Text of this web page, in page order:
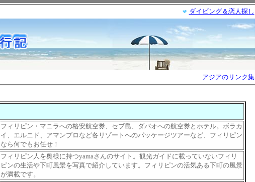
ダイビング＆恋人探し
アジアのリンク集
フィリピン・マニラへの格安航空券、セブ島、ダバオへの航空券とホテル。ボラカ
イ、エルニド、アマンプロなど各リゾートへのパッケージツアーなど、フィリピン
なら何でもお任せ！
フィリピン人を奥様に持つyamaさんのサイト。観光ガイドに載っていないフィリ
ピンの生活や下町風景を写真で紹介しています。フィリピンの活気ある下町の風景
が満載です。